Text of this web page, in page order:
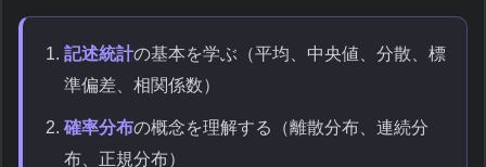
記述統計の基本を学ぶ（平均、中央値、分散、標
準偏差、相関係数）
確率分布の概念を理解する（離散分布、連続分
布、正規分布）